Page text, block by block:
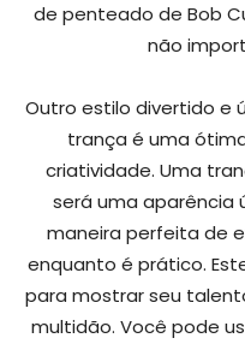
de penteado de Bob
não
Outro estilo divertido e
trança é uma
criatividade. Uma
será uma aparência
maneira perfeita de
enquanto é prático.
para mostrar seu
multidão. Você pode